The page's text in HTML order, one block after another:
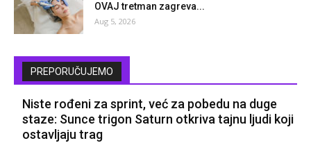
OVAJ tretman zagreva...
Aug 5, 2026
PREPORUČUJEMO
Niste rođeni za sprint, već za pobedu na duge
staze: Sunce trigon Saturn otkriva tajnu ljudi koji
ostavljaju trag